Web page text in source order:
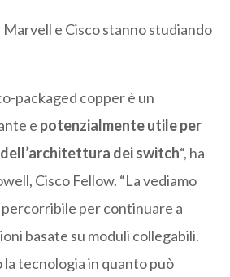
e Cisco stanno studiando
packaged copper è un
e potenzialmente utile per
dei switch“, ha
Cisco Fellow. “La vediamo
per continuare a
basate su moduli collegabili.
la tecnologia in quanto può